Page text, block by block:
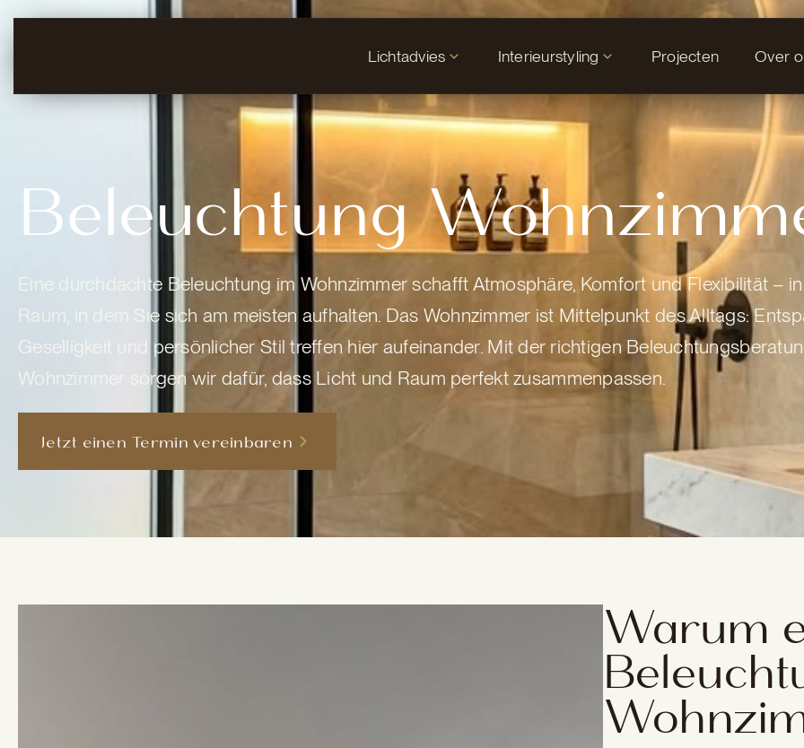
Lichtadvies Interieurstyling Projecten Over
Beleuchtung
Eine durchdachte Beleuchtung im Wohnzimmer schafft Atmosphäre, Komfort und Flexibilität –
Raum, in dem Sie sich am meisten aufhalten. Das Wohnzimmer ist Mittelpunkt des Alltags:
Geselligkeit und persönlicher Stil treffen hier aufeinander. Mit der richtigen
Wohnzimmer sorgen wir dafür, dass Licht und Raum perfekt zusammenpassen.
Jetzt einen Termin vereinbaren
Warum